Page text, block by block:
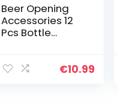
Beer Opening
Accessories 12
Pcs Bottle
Flesopener Klein
€10.99